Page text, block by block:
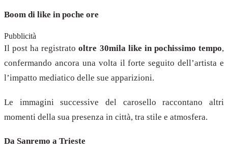
Boom di like in poche ore
Pubblicità
Il post ha registratooltre 30mila like in pochissimo tempo,
confermando ancora una volta il forte seguito dell’artista e
l’impatto mediatico delle sue apparizioni.
Le immagini successive del carosello raccontano altri
momenti della sua presenza in città, tra stile e atmosfera.
Da Sanremo a Trieste